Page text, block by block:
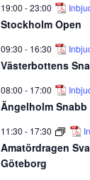
19:00 -23:00
Stockholm Open
09:30 - 16:30
Västerbottens
08:00 - 17:00
Ängelholm Snabb
11:30 - 17:30
Amatördragen
Göteborg